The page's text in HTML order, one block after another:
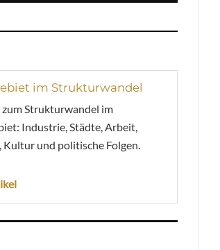
im Strukturwandel
zum Strukturwandel im
Industrie, Städte, Arbeit,
Kultur und politische Folgen.